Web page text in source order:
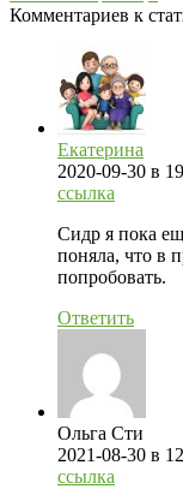
Комментариев к
Екатерина
2020-09-30 в
ссылка
Сидр я пока
поняла, что в
попробовать.
Ответить
Ольга Сти
2021-08-30 в
ссылка